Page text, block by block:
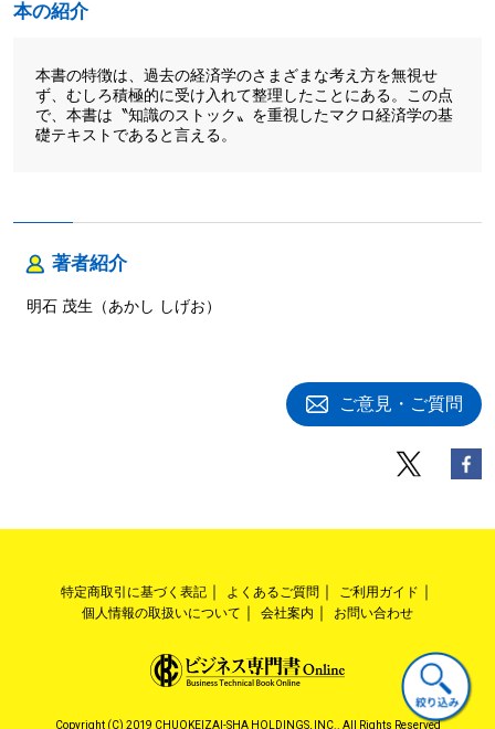
本の紹介
本書の特徴は、過去の経済学のさまざまな考え方を無視せ
ず、むしろ積極的に受け入れて整理したことにある。この点
で、本書は〝知識のストック〟を重視したマクロ経済学の基
礎テキストであると言える。
著者紹介
明石 茂生（あかし しげお）
ご意見・ご質問
特定商取引に基づく表記 よくあるご質問
ご利用ガイド
個人情報の取扱いについて
会社案内 お問い合わせ
Copyright (C) 2019 CHUOKEIZAI-SHA HOLDINGS, INC.. All Rights Reserved